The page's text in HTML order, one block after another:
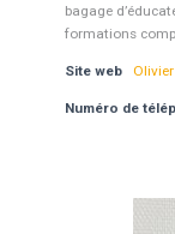
bagage
formations
Site web
Numéro de